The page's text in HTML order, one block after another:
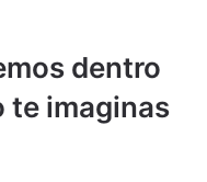
dentro
te imaginas